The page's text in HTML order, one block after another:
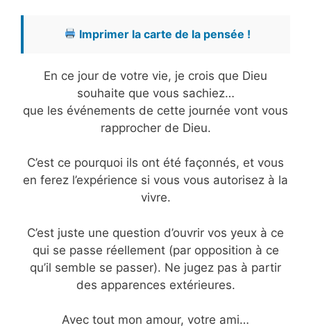
Imprimer la carte de la pensée !
En ce jour de votre vie, je crois que Dieu
souhaite que vous sachiez…
que les événements de cette journée vont vous
rapprocher de Dieu.
C’est ce pourquoi ils ont été façonnés, et vous
en ferez l’expérience si vous vous autorisez à la
vivre.
C’est juste une question d’ouvrir vos yeux à ce
qui se passe réellement (par opposition à ce
qu’il semble se passer). Ne jugez pas à partir
des apparences extérieures.
Avec tout mon amour, votre ami…